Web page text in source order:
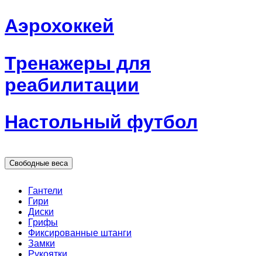
Аэрохоккей
Тренажеры для
реабилитации
Настольный футбол
Свободные веса
Гантели
Гири
Диски
Грифы
Фиксированные штанги
Замки